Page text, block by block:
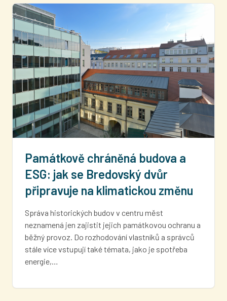
Památkově chráněná budova a
ESG: jak se Bredovský dvůr
připravuje na klimatickou změnu
Správa historických budov v centru měst
neznamená jen zajistit jejich památkovou ochranu a
běžný provoz. Do rozhodování vlastníků a správců
stále více vstupují také témata, jako je spotřeba
energie,…